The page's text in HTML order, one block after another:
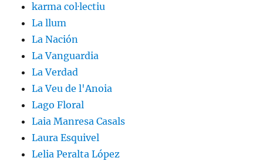
karma col·lectiu
La llum
La Nación
La Vanguardia
La Verdad
La Veu de l'Anoia
Lago Floral
Laia Manresa Casals
Laura Esquivel
Lelia Peralta López